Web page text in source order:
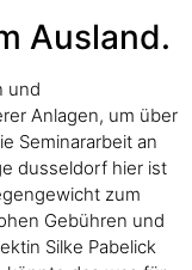
Ausland.
und
Anlagen, um über
Seminararbeit an
dusseldorf hier ist
zum
Gebühren und
Silke Pabelick